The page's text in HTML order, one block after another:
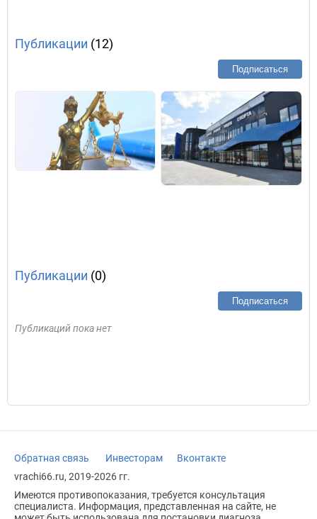
Публикации (12)
Подписаться
Публикации (0)
Подписаться
Публикаций пока нет
Обратная связь Инвесторам
Вконтакте
vrachi66.ru, 2019-2026 гг.
Имеются противопоказания, требуется консультация
специалиста. Информация, представленная на сайте, не